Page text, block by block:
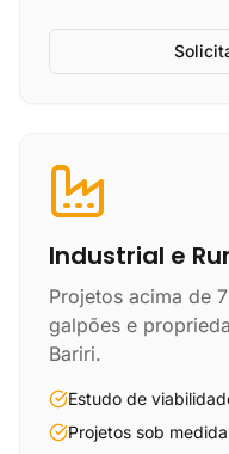
Industrial e
Projetos acima de
galpões e
Bariri.
Estudo de
Projetos sob medida